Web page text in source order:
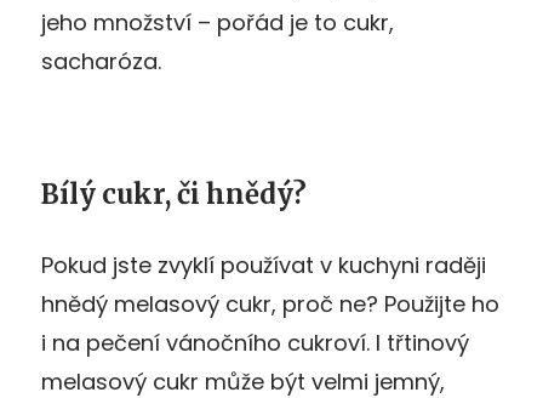
jeho množství – pořád je to cukr,
sacharóza.
Bílý cukr, či hnědý?
Pokud jste zvyklí používat v kuchyni raději
hnědý melasový cukr, proč ne? Použijte ho
i na pečení vánočního cukroví. I třtinový
melasový cukr může být velmi jemný,